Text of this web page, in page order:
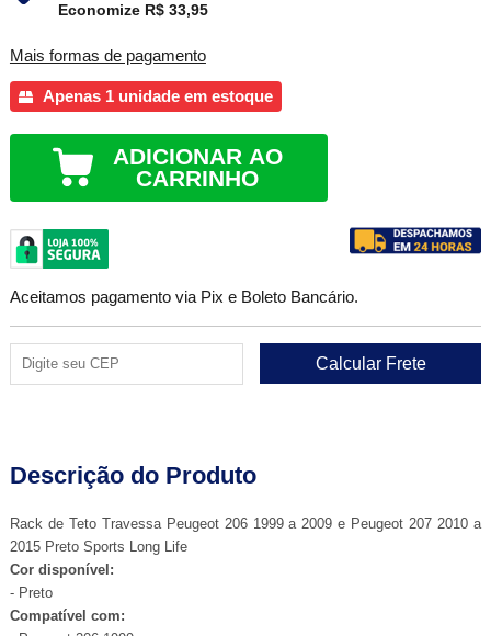
Economize R$ 33,95
Mais formas de pagamento
Apenas 1 unidade em estoque
ADICIONAR AO
CARRINHO
Aceitamos pagamento via Pix e Boleto Bancário.
Descrição do Produto
Rack de Teto Travessa Peugeot 206 1999 a 2009 e Peugeot 207 2010 a
2015 Preto Sports Long Life
Cor disponível:
- Preto
Compatível com: